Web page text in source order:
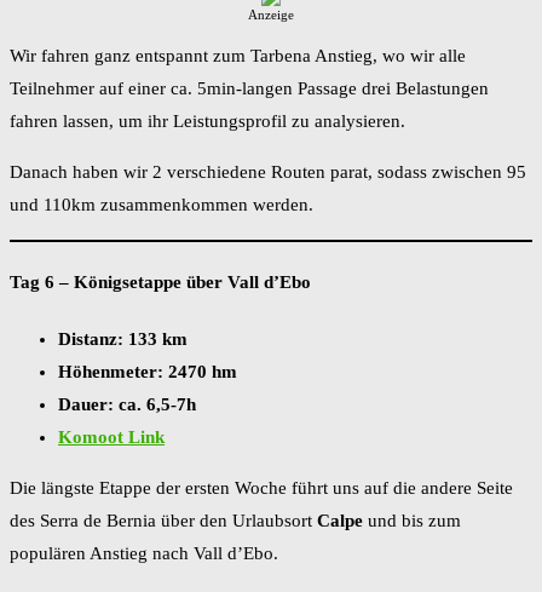
Anzeige
Wir fahren ganz entspannt zum Tarbena Anstieg, wo wir alle
Teilnehmer auf einer ca. 5min-langen Passage drei Belastungen
fahren lassen, um ihr Leistungsprofil zu analysieren.
Danach haben wir 2 verschiedene Routen parat, sodass zwischen 95
und 110km zusammenkommen werden.
Tag 6 – Königsetappe über Vall d’Ebo
Distanz: 133 km
Höhenmeter: 2470 hm
Dauer: ca. 6,5-7h
Komoot Link
Die längste Etappe der ersten Woche führt uns auf die andere Seite
des Serra de Bernia über den Urlaubsort Calpe und bis zum
populären Anstieg nach Vall d’Ebo.